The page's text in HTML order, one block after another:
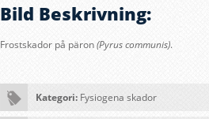
Bild Beskrivning:
Frostskador på päron(Pyrus communis).
Kategori: Fysiogena skador